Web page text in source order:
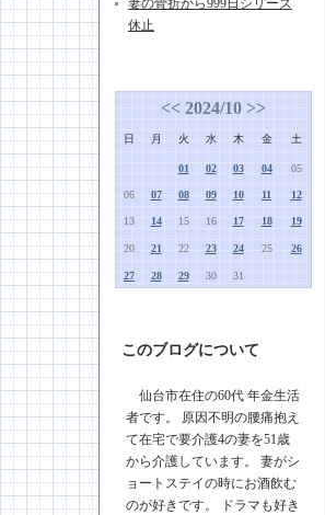
妻の骨折から999日シリーズ
休止
<< 2024/10 >>
日 月 火 水 木 金 土
01 02 03 04 05
06 07 08 09 10 11 12
13 14 15 16 17 18 19
20 21 22 23 24 25 26
27 28 29 30 31
このブログについて
仙台市在住の60代 年金生活
者です。 原因不明の腰痛抱え
て在宅で要介護4の妻を51歳
から介護しています。 妻がシ
ョートステイの時にお酒飲む
のが好きです。 ドラマも好き